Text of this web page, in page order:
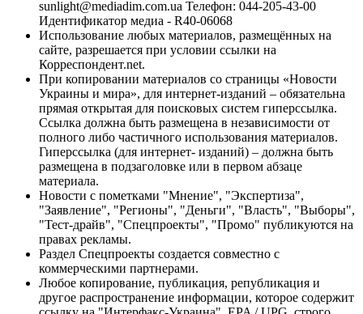
sunlight@mediadim.com.ua Телефон: 044-205-43-00
Идентификатор медиа - R40-06068
Использование любых материалов, размещённых на
сайте, разрешается при условии ссылки на
Корреспондент.net.
При копировании материалов со страницы «Новости
Украины и мира», для интернет-изданий – обязательна
прямая открытая для поисковых систем гиперссылка.
Ссылка должна быть размещена в независимости от
полного либо частичного использования материалов.
Гиперссылка (для интернет- изданий) – должна быть
размещена в подзаголовке или в первом абзаце
материала.
Новости с пометками "Мнение", "Экспертиза",
"Заявление", "Регионы", "Деньги", "Власть", "Выборы",
"Тест-драйв", "Спецпроекты", "Промо" публикуются на
правах рекламы.
Раздел Спецпроекты создается совместно с
коммерческими партнерами.
Любое копирование, публикация, републикация и
другое распространение информации, которое содержит